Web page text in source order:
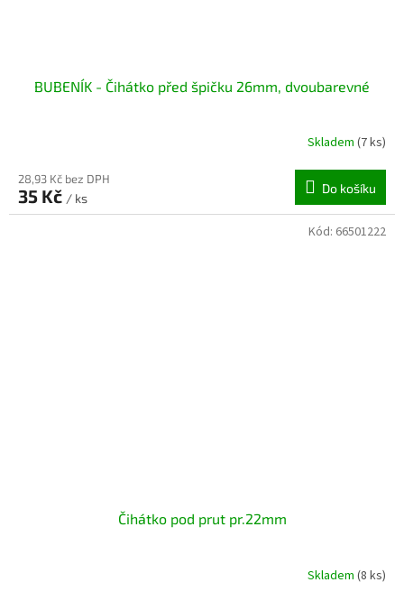
BUBENÍK - Čihátko před špičku 26mm, dvoubarevné
Skladem (7 ks)
28,93 Kč bez DPH
35 Kč / ks
Do košíku
Čihátko pod prut pr.22mm
Skladem (8 ks)
Kód: 66501222